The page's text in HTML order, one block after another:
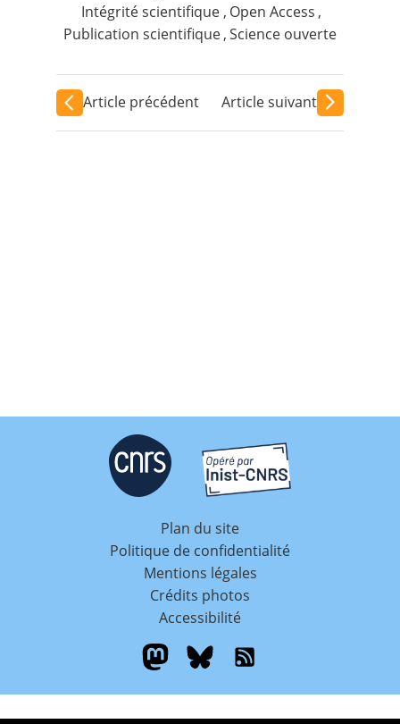
Intégrité scientifique , Open Access ,
Publication scientifique,Science ouverte
Article précédent Article suivant
Plan du site
Politique de confidentialité
Mentions légales
Crédits photos
Accessibilité